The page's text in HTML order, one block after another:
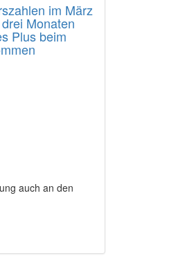
im März
Monaten
Plus beim
auch an den